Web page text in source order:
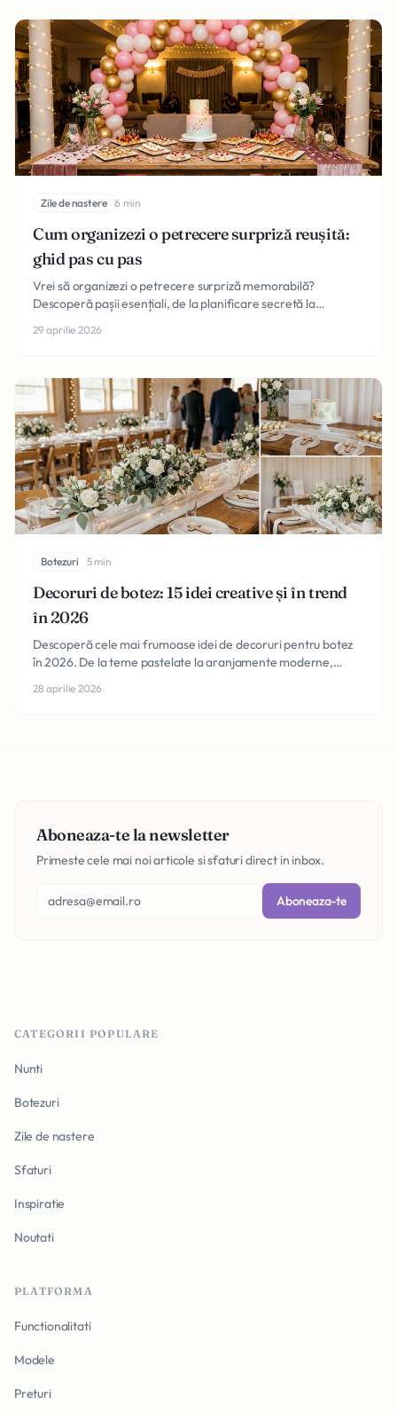
Zile de nastere 6 min
Cum organizezi o petrecere surpriză reușită:
ghid pas cu pas
Vrei să organizezi o petrecere surpriză memorabilă?
Descoperă pașii esențiali, de la planificare secretă la
29 aprilie 2026
Botezuri 5 min
Decoruri de botez: 15 idei creative și în trend
în 2026
Descoperă cele mai frumoase idei de decoruri pentru botez
în 2026. De la teme pastelate la aranjamente moderne,
28 aprilie 2026
Aboneaza-te la newsletter
Primeste cele mai noi articole si sfaturi direct in inbox.
Aboneaza-te
CATEGORII POPULARE
Nunti
Botezuri
Zile de nastere
Sfaturi
Inspiratie
Noutati
PLATFORMA
Functionalitati
Modele
Preturi